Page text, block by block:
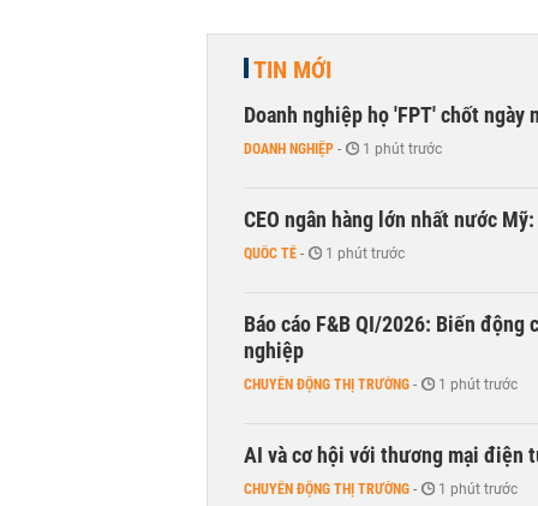
TIN MỚI
Doanh nghiệp họ 'FPT' chốt
DOANH NGHIỆP - 1 phút trước
CEO ngân hàng lớn nhất nước
QUỐC TẾ - 1 phút trước
Báo cáo F&B QI/2026: Biến động
nghiệp
CHUYỂN ĐỘNG THỊ TRƯỜNG - 1 phút trước
AI và cơ hội với thương mại điện
CHUYỂN ĐỘNG THỊ TRƯỜNG - 1 phút trước